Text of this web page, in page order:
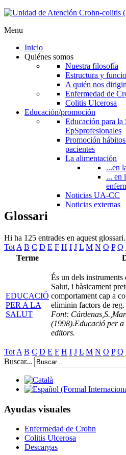
Menu
Inicio
Quiénes somos
Nuestra filosofía
Estructura y
A quién nos
Enfermedad de
Colitis Ulcerosa
Educación/promoción
Educación para la
EpSprofesionales
Promoción
pacientes
La alimentación
...en
... en
Noticias UA-CC
Noticias externas
Glossari
Hi ha 125 entrades en aquest glossari.
Tot A B C D E F H I J L M N O P Q
Terme
EDUCACIÓ
PER A LA
SALUT
És un dels
Salut, i bàsicament
comportament cap a
eliminin factors de reg.
Font:
(1998).Educació per
editors.
Tot A B C D E F H I J L M N O P Q
Buscar...
Ayudas visuales
Enfermedad de Crohn
Colitis Ulcerosa
Descargas